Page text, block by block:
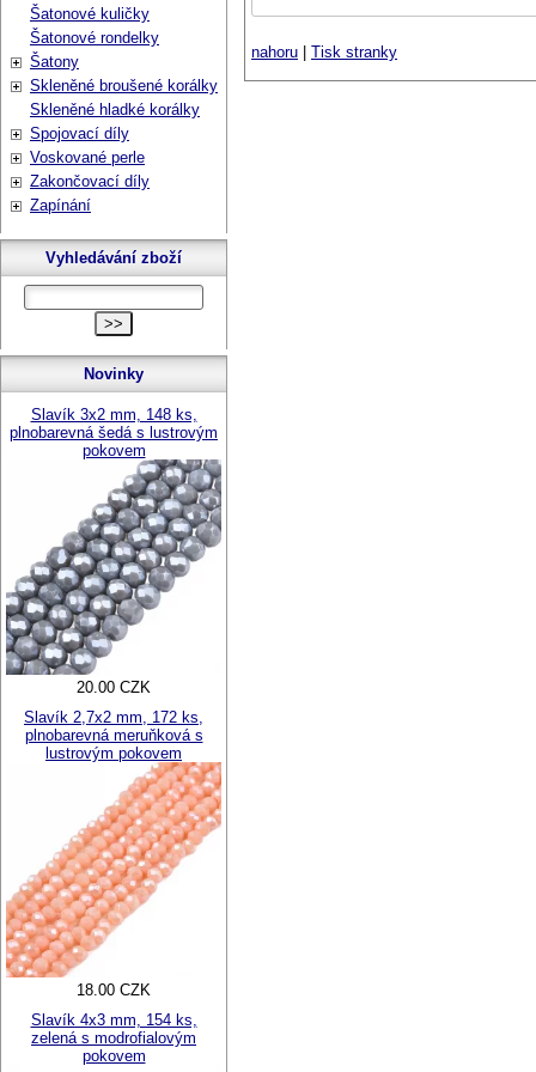
nahoru Tisk stranky
Šatonové kuličky
Šatonové rondelky
Šatony
Skleněné broušené korálky
Skleněné hladké korálky
Spojovací díly
Voskované perle
Zakončovací díly
Zapínání
Vyhledávání zboží
Novinky
Slavík 3x2 mm, 148 ks,
plnobarevná šedá s lustrovým
pokovem
20.00 CZK
Slavík 2,7x2 mm, 172 ks,
plnobarevná meruňková s
lustrovým pokovem
18.00 CZK
Slavík 4x3 mm, 154 ks,
zelená s modrofialovým
pokovem